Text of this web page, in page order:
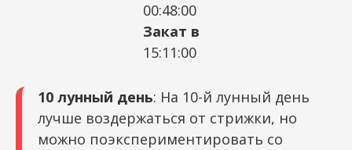
00:48:00
Закат в
15:11:00
10 лунный день: На 10-й лунный день
лучше воздержаться от стрижки, но
можно поэкспериментировать со